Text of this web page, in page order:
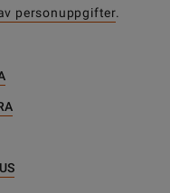
personuppgifter.